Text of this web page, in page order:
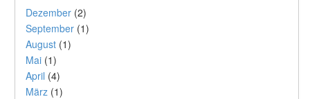
Dezember (2)
September (1)
August (1)
Mai (1)
April (4)
März (1)